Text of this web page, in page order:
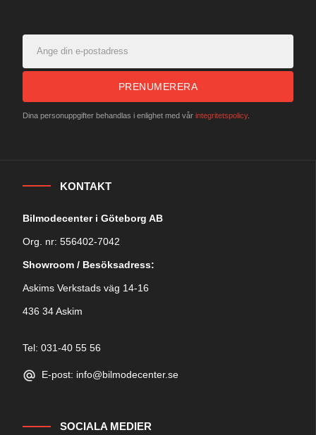
PRENUMERERA
Dina personuppgifter behandlas i enlighet med vår integritetspolicy.
KONTAKT
Bilmodecenter i Göteborg AB
Org. nr: 556402-7042
Showroom / Besöksadress:
Askims Verkstads väg 14-16
436 34 Askim
Tel: 031-40 55 56
E-post: info@bilmodecenter.se
SOCIALA MEDIER